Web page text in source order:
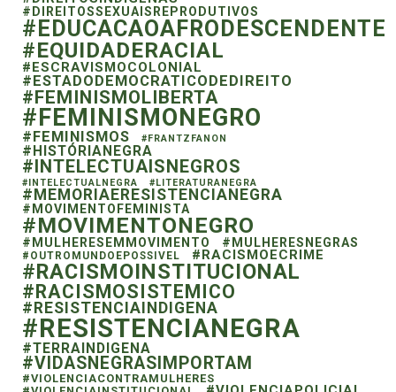
#DIREITOSSEXUAISREPRODUTIVOS
#EDUCACAOAFRODESCENDENTE
#EQUIDADERACIAL
#ESCRAVISMOCOLONIAL
#ESTADODEMOCRATICODEDIREITO
#FEMINISMOLIBERTA
#FEMINISMONEGRO
#FEMINISMOS #FRANTZFANON
#HISTÓRIANEGRA
#INTELECTUAISNEGROS
#INTELECTUALNEGRA #LITERATURANEGRA
#MEMORIAERESISTENCIANEGRA
#MOVIMENTOFEMINISTA
#MOVIMENTONEGRO
#MULHERESEMMOVIMENTO #MULHERESNEGRAS
#OUTROMUNDOEPOSSIVEL #RACISMOECRIME
#RACISMOINSTITUCIONAL
#RACISMOSISTEMICO
#RESISTENCIAINDIGENA
#RESISTENCIANEGRA
#TERRAINDIGENA
#VIDASNEGRASIMPORTAM
#VIOLENCIACONTRAMULHERES